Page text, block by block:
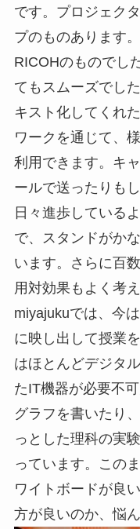
です。プロジェク
プのものあります。
RICOHのものでし
てもスムーズでし
キスト化してくれ
ワークを通じて、
利用できます。キ
ールで送ったりも
日々進歩している
で、スタンドがか
います。さらに百
用対効果もよく考
miyajukuでは、今
に映し出して授業
はほとんどデジタ
たIT機器が必要不
グラフを書いたり
っとした理科の実
っています。この
ワイトボードが良
方が良いのか、悩ん